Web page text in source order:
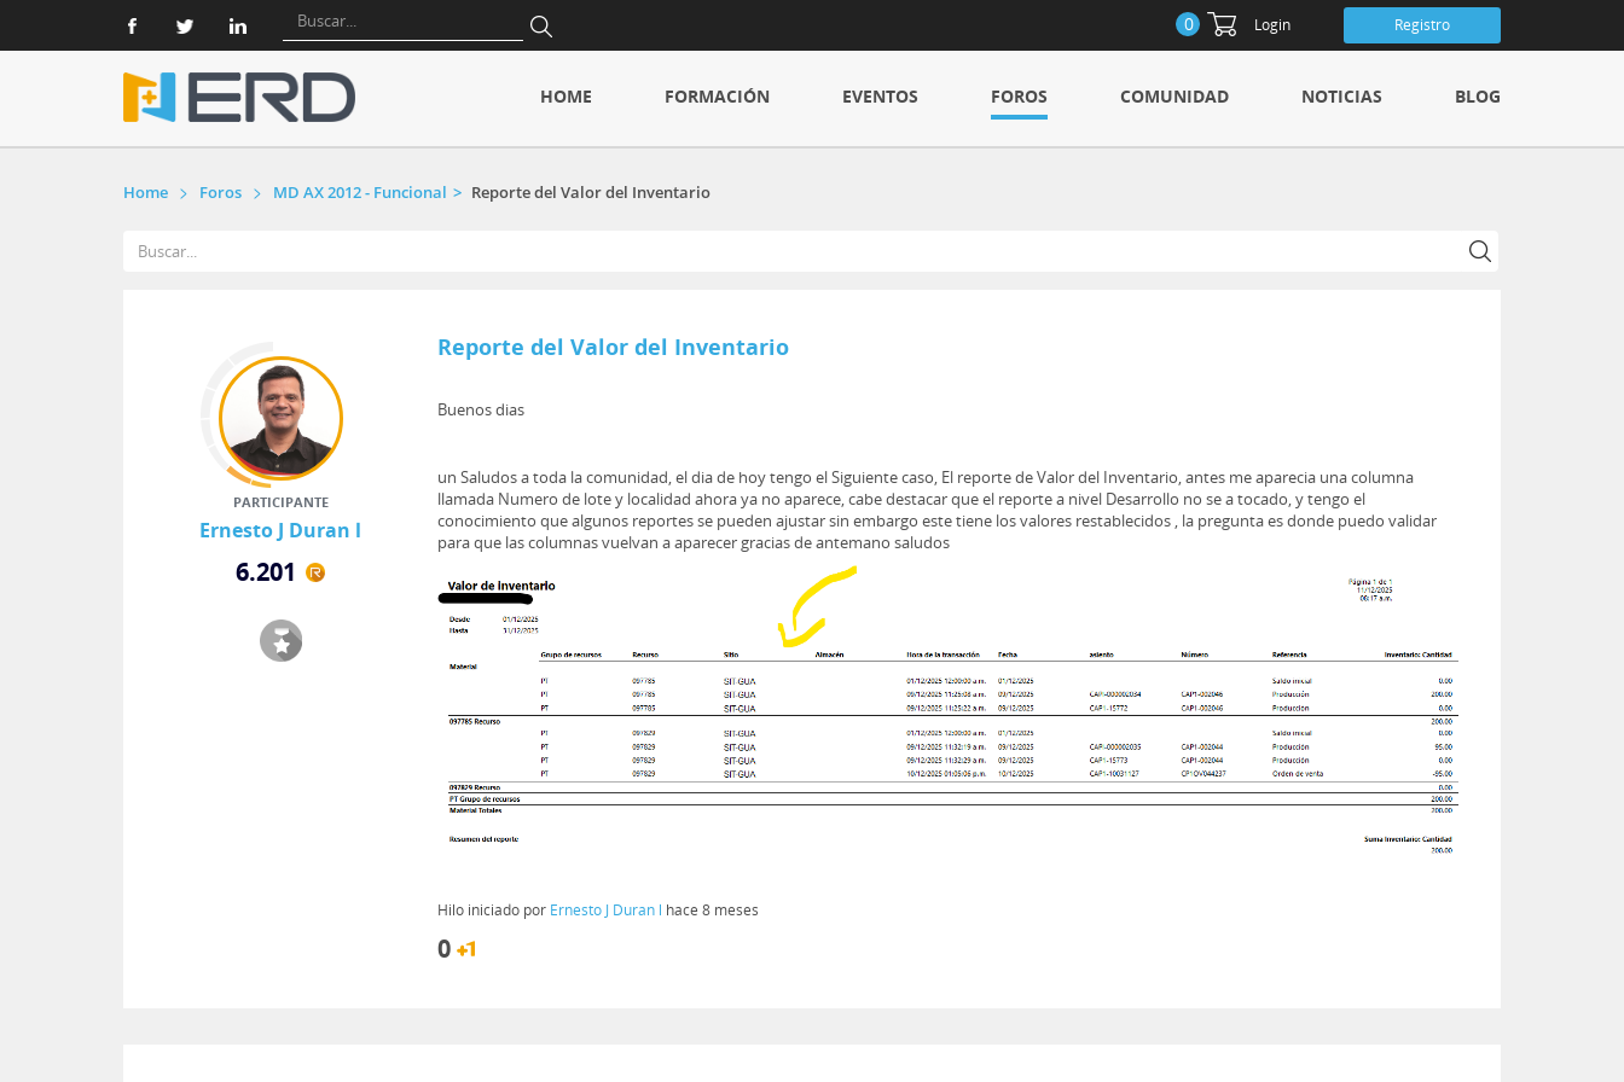
0 Login Registro
HOME FORMACIÓN EVENTOS FOROS COMUNIDAD NOTICIAS BLOG
Home Foros MD AX 2012 - Funcional Reporte del Valor del Inventario
PARTICIPANTE
Ernesto J Duran l
6.201
Reporte del Valor del Inventario
Buenos dias
un Saludos a toda la comunidad, el dia de hoy tengo el Siguiente caso, El reporte de Valor del Inventario, antes me aparecia una columna
llamada Numero de lote y localidad ahora ya no aparece, cabe destacar que el reporte a nivel Desarrollo no se a tocado, y tengo el
conocimiento que algunos reportes se pueden ajustar sin embargo este tiene los valores restablecidos , la pregunta es donde puedo validar
para que las columnas vuelvan a aparecer gracias de antemano saludos
Hilo iniciado por Ernesto J Duran l hace 8 meses
0